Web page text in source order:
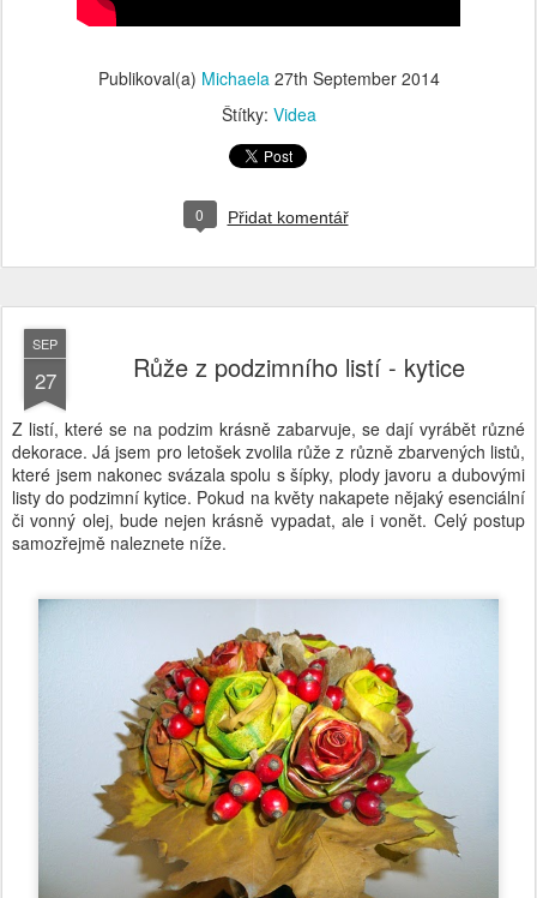
Publikoval(a) Michaela 27th September 2014
Štítky: Videa
0 Přidat komentář
SEP
27 Růže z podzimního listí - kytice
Z listí, které se na podzim krásně zabarvuje, se dají vyrábět různé
dekorace. Já jsem pro letošek zvolila růže z různě zbarvených listů,
které jsem nakonec svázala spolu s šípky, plody javoru a dubovými
listy do podzimní kytice. Pokud na květy nakapete nějaký esenciální
či vonný olej, bude nejen krásně vypadat, ale i vonět. Celý postup
samozřejmě naleznete níže.